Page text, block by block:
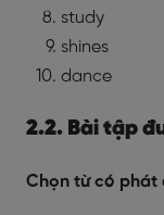
study
shines
dance
2.2. Bài tập
Chọn từ có phát